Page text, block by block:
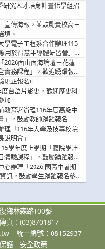
研究人才培育計畫化學組招
宣傳海報，並鼓勵貴校高三
填。
學電子工程系合作辦理115
用於智慧半導體研習營」，
2026面山面海論壇－花蓮
實務課程」，歡迎踴躍報名
現正報名中
台語片影史，歡迎歷史科
加
教育署辦理116年度高級中
」，鼓勵教師踴躍報名
理「116年大學及技專校院
明會」
學年度上學期「廳院學計
驗課程」，鼓勵踴躍報名
心辦理「2026 國高中暑期
訊，鼓勵學生踴躍報名參
鄉林森路100號
傳真：(03)8701817
統一編號：08152937
護 安全政策